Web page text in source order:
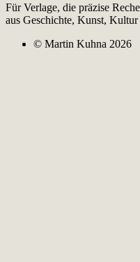
Für Verlage, die präzise
aus Geschichte, Kunst,
© Martin Kuhna 2026